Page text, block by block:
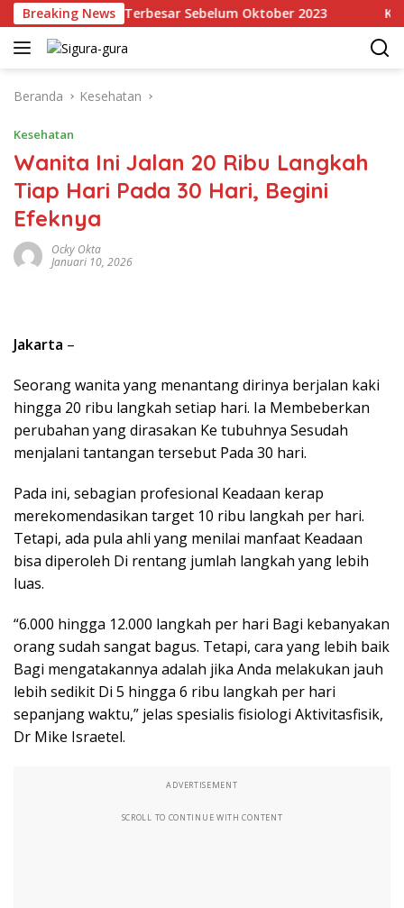
Langsung
ke
konten
Breaking News
Emas, Terbesar Sebelum Oktober 2023
Beranda Kesehatan
Kesehatan
Wanita Ini Jalan 20 Ribu Langkah
Tiap Hari Pada 30 Hari, Begini
Efeknya
Ocky Okta
Januari 10, 2026
Jakarta –
Seorang wanita yang menantang dirinya berjalan kaki
hingga 20 ribu langkah setiap hari. Ia Membeberkan
perubahan yang dirasakan Ke tubuhnya Sesudah
menjalani tantangan tersebut Pada 30 hari.
Pada ini, sebagian profesional Keadaan kerap
merekomendasikan target 10 ribu langkah per hari.
Tetapi, ada pula ahli yang menilai manfaat Keadaan
bisa diperoleh Di rentang jumlah langkah yang lebih
luas.
“6.000 hingga 12.000 langkah per hari Bagi kebanyakan
orang sudah sangat bagus. Tetapi, cara yang lebih baik
Bagi mengatakannya adalah jika Anda melakukan jauh
lebih sedikit Di 5 hingga 6 ribu langkah per hari
sepanjang waktu,” jelas spesialis fisiologi Aktivitasfisik,
Dr Mike Israetel.
ADVERTISEMENT
SCROLL TO CONTINUE WITH CONTENT